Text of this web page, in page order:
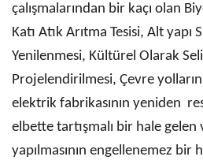
çalışmalarından bir kaçı olan
Katı Atık Arıtma Tesisi, Alt yapı
Yenilenmesi, Kültürel Olarak
Projelendirilmesi, Çevre
elektrik fabrikasının yeniden
elbette tartışmalı bir hale gelen
yapılmasının engellenemez bir